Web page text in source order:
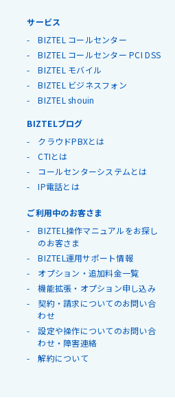
サービス
BIZTEL コールセンター
BIZTEL コールセンター PCI DSS
BIZTEL モバイル
BIZTEL ビジネスフォン
BIZTEL shouin
BIZTELブログ
クラウドPBXとは
CTIとは
コールセンターシステムとは
IP電話とは
ご利用中のお客さま
BIZTEL操作マニュアルをお探し
のお客さま
BIZTEL運用サポート情報
オプション・追加料金一覧
機能拡張・オプション申し込み
契約・請求についてのお問い合
わせ
設定や操作についてのお問い合
わせ・障害連絡
解約について